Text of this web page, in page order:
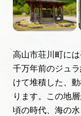
高山市荘川町に
千万年前のジュ
けて堆積した、
ります。この地
頃の時代、海の